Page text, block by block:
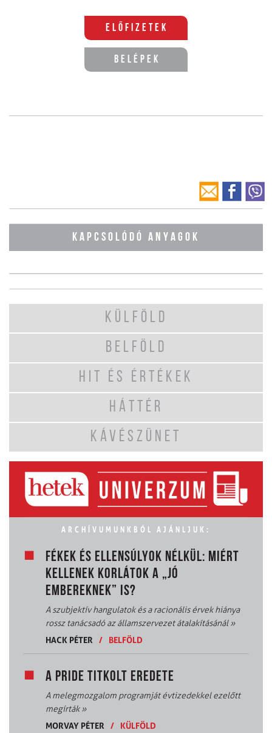
Előfizetek
Belépek
KAPCSOLÓDÓ ANYAGOK
KÜLFÖLD
BELFÖLD
HIT ÉS ÉRTÉKEK
HÁTTÉR
KÁVÉSZÜNET
ARCHÍVUMUNKBÓL AJÁNLJUK:
FÉKEK ÉS ELLENSÚLYOK NÉLKÜL: MIÉRT
KELLENEK KORLÁTOK A „JÓ
EMBEREKNEK” IS?
A szubjektív hangulatok és a racionális érvek hiánya
rossz tanácsadó az államszervezet átalakításánál»
HACK PÉTER
/ BELFÖLD
A PRIDE TITKOLT EREDETE
A melegmozgalom programját évtizedekkel ezelőtt
megírták»
MORVAY PÉTER
/ KÜLFÖLD